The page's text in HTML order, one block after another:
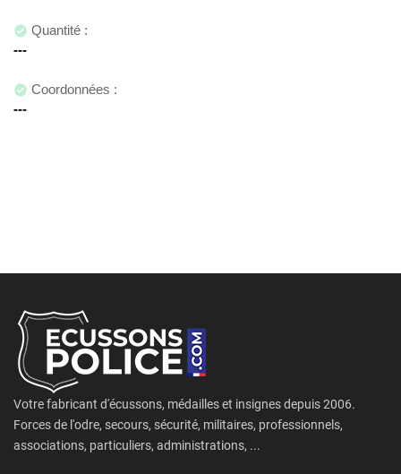
Quantité :
Coordonnées :
Votre fabricant d'écussons, médailles et insignes depuis 2006.
Forces de l'odre, secours, sécurité, militaires, professionnels,
associations, particuliers, administrations, ...